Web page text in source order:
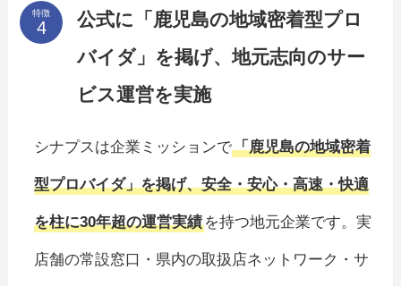
特徴
公式に「鹿児島の地域密着型プロ
バイダ」を掲げ、地元志向のサー
ビス運営を実施
シナプスは企業ミッションで「鹿児島の地域密着
型プロバイダ」を掲げ、安全・安心・高速・快適
を柱に30年超の運営実績を持つ地元企業です。実
店舗の常設窓口・県内の取扱店ネットワーク・サ